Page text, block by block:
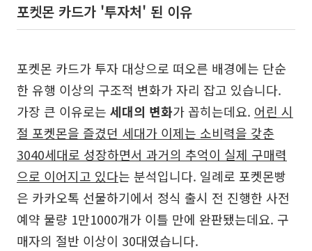
포켓몬 카드가 '투자처' 된 이유
포켓몬 카드가 투자 대상으로 떠오른 배경에는 단순
한 유행 이상의 구조적 변화가 자리 잡고 있습니다.
가장 큰 이유로는 세대의 변화가 꼽히는데요. 어린 시
절 포켓몬을 즐겼던 세대가 이제는 소비력을 갖춘
3040세대로 성장하면서 과거의 추억이 실제 구매력
으로 이어지고 있다는 분석입니다. 일례로 포켓몬빵
은 카카오톡 선물하기에서 정식 출시 전 진행한 사전
예약 물량 1만1000개가 이틀 만에 완판됐는데요. 구
매자의 절반 이상이 30대였습니다.